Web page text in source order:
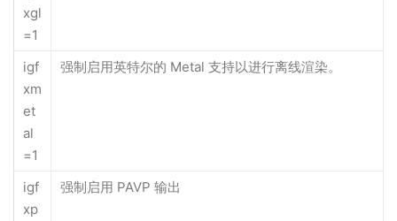
xgl
=1
igf
xm
et
al
=1
强制启用英特尔的 Metal 支持以进行离线渲染。
igf
xp
强制启用 PAVP 输出